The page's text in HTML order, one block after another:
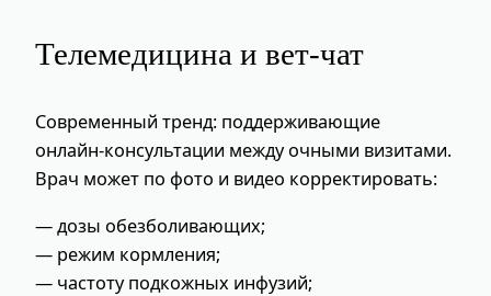
Телемедицина и вет‑чат
Современный тренд: поддерживающие
онлайн‑консультации между очными визитами.
Врач может по фото и видео корректировать:
— дозы обезболивающих;
— режим кормления;
— частоту подкожных инфузий;